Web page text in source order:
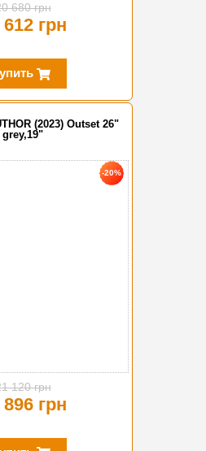
680 грн
612 грн
(2023) Outset 26"
grey,19"
-20%
120 грн
896 грн